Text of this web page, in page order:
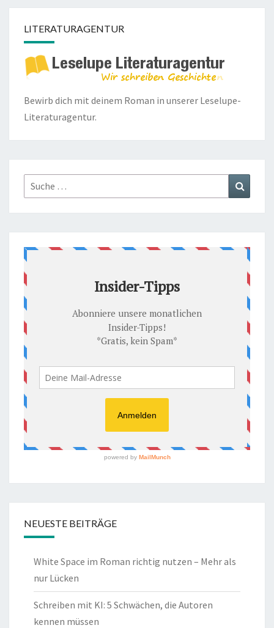
LITERATURAGENTUR
Bewirb dich mit deinem Roman in unserer Leselupe-
Literaturagentur.
Suche
nach:
NEUESTE BEITRÄGE
White Space im Roman richtig nutzen – Mehr als
nur Lücken
Schreiben mit KI: 5 Schwächen, die Autoren
kennen müssen